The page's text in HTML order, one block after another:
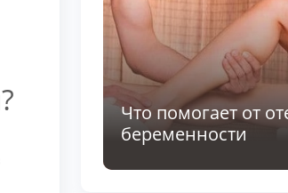
Что помогает от
беременности